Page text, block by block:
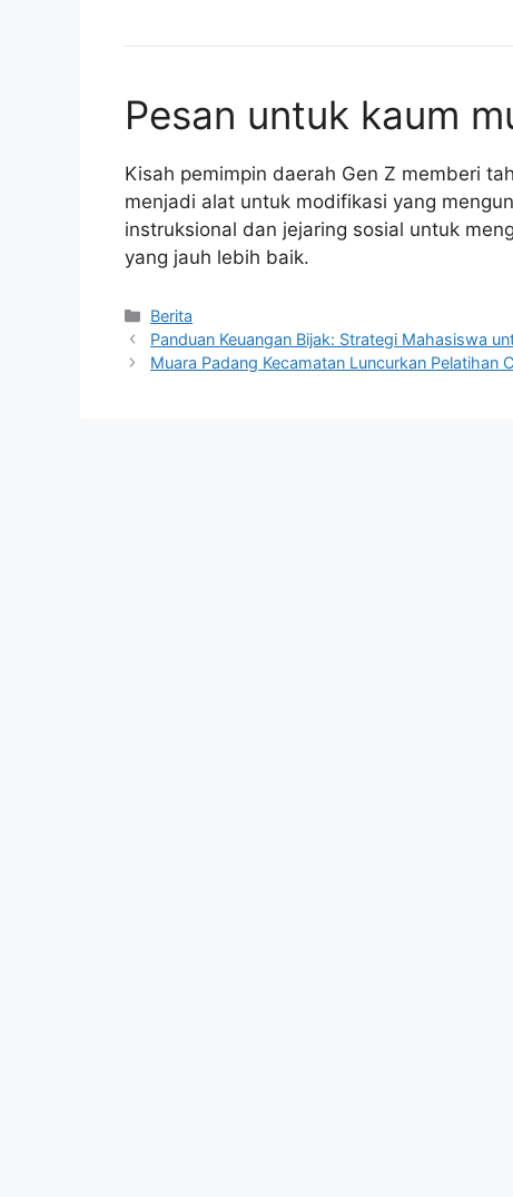
Pesan untuk kaum
Kisah pemimpin daerah Gen Z memberi
menjadi alat untuk modifikasi yang
instruksional dan jejaring sosial untuk
yang jauh lebih baik.
Kategori
Berita
Panduan Keuangan Bijak: Strategi Mahasiswa
Muara Padang Kecamatan Luncurkan Pelatihan